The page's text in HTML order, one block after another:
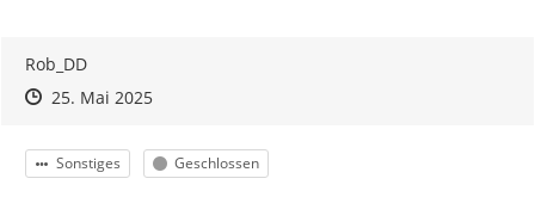
Rob_DD
Zeitpunkt des Erstellens
Zeitpunkt des Erstellens
25. Mai 2025Zur Äußerung
Kategorie
Sonstiges Status
Geschlossen